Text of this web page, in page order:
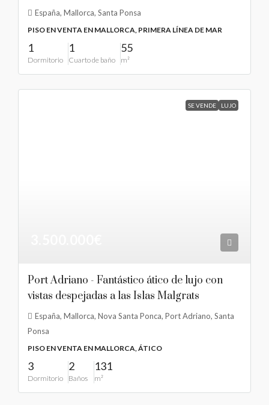
España, Mallorca, Santa Ponsa
PISO EN VENTA EN MALLORCA, PRIMERA LÍNEA DE MAR
1
Dormitorio
1
Cuarto de baño
55
m²
SE VENDE LUJO
Port Adriano - Fantástico ático de lujo con
vistas despejadas a las Islas Malgrats
España, Mallorca, Nova Santa Ponca, Port Adriano, Santa
Ponsa
PISO EN VENTA EN MALLORCA, ÁTICO
3
Dormitorio
2
Baños
131
m²